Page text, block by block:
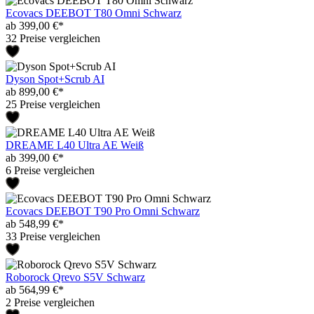
Ecovacs DEEBOT T80 Omni Schwarz
ab 399,00 €*
32 Preise vergleichen
Dyson Spot+Scrub AI
ab 899,00 €*
25 Preise vergleichen
DREAME L40 Ultra AE Weiß
ab 399,00 €*
6 Preise vergleichen
Ecovacs DEEBOT T90 Pro Omni Schwarz
ab 548,99 €*
33 Preise vergleichen
Roborock Qrevo S5V Schwarz
ab 564,99 €*
2 Preise vergleichen